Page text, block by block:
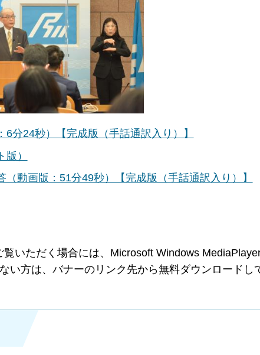
分24秒）【完成版（手話通訳入り）】
）
（動画版：51分49秒）【完成版（手話通訳入り）】
いただく場合には、Microsoft Windows
い方は、バナーのリンク先から無料ダウンロードし